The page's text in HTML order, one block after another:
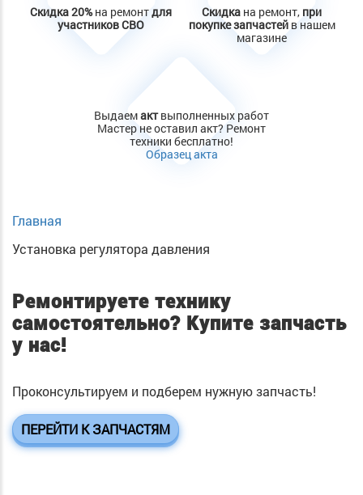
Скидка20%на ремонтдля
участников СВО
Скидка на ремонт, при
покупке запчастейв нашем
магазине
Выдаемактвыполненных работ
Мастер не оставил акт? Ремонт
техники бесплатно!
Образец акта
Главная
Установка регулятора давления
Ремонтируете технику
самостоятельно? Купите запчасть
у нас!
Проконсультируем и подберем нужную запчасть!
ПЕРЕЙТИ К ЗАПЧАСТЯМ